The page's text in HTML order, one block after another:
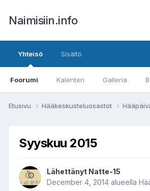
Naimisiin.info
Yhteisö
Foorumi Kalenteri Galleria
Sisältö
Etusivu Hääkeskusteluosastot
Syyskuu 2015
Lähettänyt Natte-15
December 4, 2014 alueella